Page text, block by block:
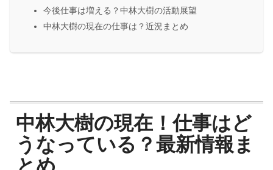
今後仕事は増える？中林大樹の活動展望
中林大樹の現在の仕事は？近況まとめ
中林大樹の現在！仕事はど
うなっている？最新情報ま